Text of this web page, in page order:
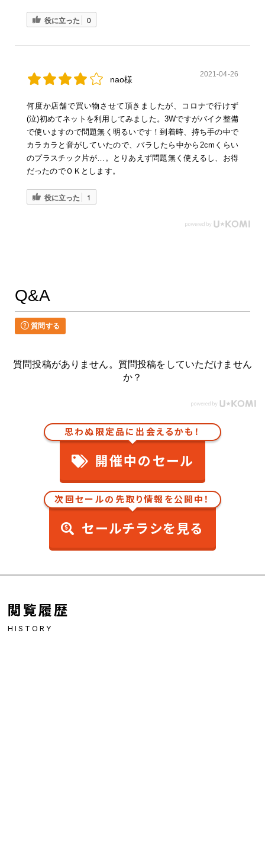
役に立った 0
nao様
2021-04-26
何度か店舗で買い物させて頂きましたが、コロナで行けず
(泣)初めてネットを利用してみました。3Wですがバイク整備
で使いますので問題無く明るいです！到着時、持ち手の中で
カラカラと音がしていたので、バラしたら中から2cmくらい
のプラスチック片が…。とりあえず問題無く使えるし、お得
だったのでＯＫとします。
役に立った 1
Q&A
質問する
質問投稿がありません。質問投稿をしていただけません
か？
思わぬ限定品に出会えるかも！
開催中のセール
次回セールの先取り情報を公開中！
セールチラシを見る
閲覧履歴
HISTORY